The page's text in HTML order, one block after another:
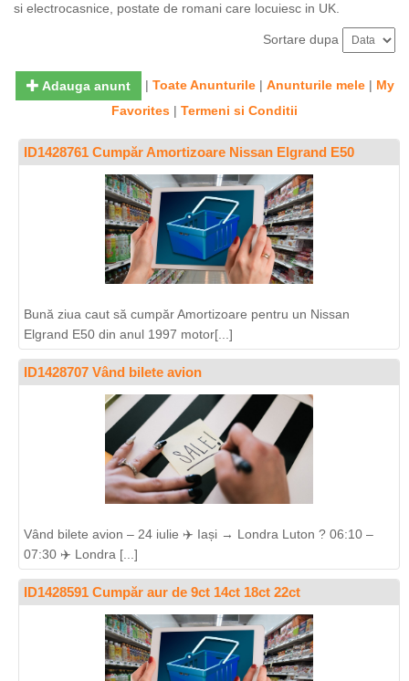
si electrocasnice, postate de romani care locuiesc in UK.
Sortare dupa
Adauga anunt | Toate Anunturile| Anunturile mele| My
Favorites | Termeni si Conditii
ID1428761 Cumpăr Amortizoare Nissan Elgrand E50
Bună ziua caut să cumpăr Amortizoare pentru un Nissan
Elgrand E50 din anul 1997 motor[...]
ID1428707 Vând bilete avion
Vând bilete avion – 24 iulie ✈️ Iași → Londra Luton ? 06:10 –
07:30 ✈️ Londra [...]
ID1428591 Cumpăr aur de 9ct 14ct 18ct 22ct